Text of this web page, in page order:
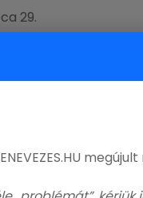
29.